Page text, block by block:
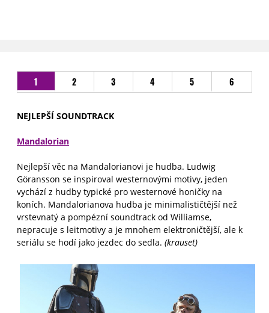
1 2 3 4 5 6
NEJLEPŠÍ SOUNDTRACK
Mandalorian
Nejlepší věc na Mandalorianovi je hudba. Ludwig
Göransson se inspiroval westernovými motivy, jeden
vychází z hudby typické pro westernové honičky na
koních. Mandalorianova hudba je minimalističtější než
vrstevnatý a pompézní soundtrack od Williamse,
nepracuje s leitmotivy a je mnohem elektroničtější, ale k
seriálu se hodí jako jezdec do sedla. (krauset)